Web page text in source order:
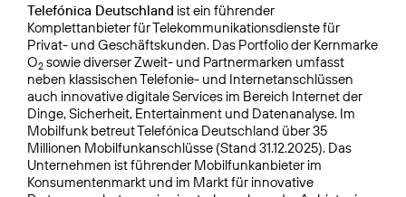
Telefónica Deutschland ist ein führender
Komplettanbieter für Telekommunikationsdienste für
Privat- und Geschäftskunden. Das Portfolio der Kernmarke
O2 sowie diverser Zweit- und Partnermarken umfasst
neben klassischen Telefonie- und Internetanschlüssen
auch innovative digitale Services im Bereich Internet der
Dinge, Sicherheit, Entertainment und Datenanalyse. Im
Mobilfunk betreut Telefónica Deutschland über 35
Millionen Mobilfunkanschlüsse (Stand 31.12.2025). Das
Unternehmen ist führender Mobilfunkanbieter im
Konsumentenmarkt und im Markt für innovative